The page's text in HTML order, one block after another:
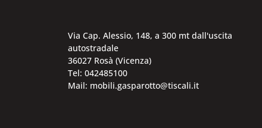
Via Cap. Alessio, 148, a 300 mt dall'uscita
autostradale
36027 Rosà (Vicenza)
Tel: 042485100
Mail: mobili.gasparotto@tiscali.it